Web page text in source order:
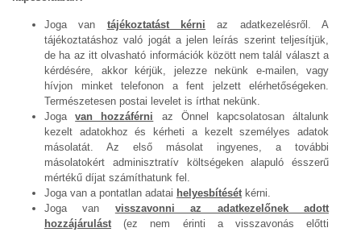
Joga van tájékoztatást kérni az adatkezelésről. A
tájékoztatáshoz való jogát a jelen leírás szerint teljesítjük,
de ha az itt olvasható információk között nem talál választ a
kérdésére, akkor kérjük, jelezze nekünk e-mailen, vagy
hívjon minket telefonon a fent jelzett elérhetőségeken.
Természetesen postai levelet is írthat nekünk.
Jogavan hozzáférni az Önnel kapcsolatosan általunk
kezelt adatokhoz és kérheti a kezelt személyes adatok
másolatát. Az első másolat ingyenes, a további
másolatokért adminisztratív költségeken alapuló ésszerű
mértékű díjat számíthatunk fel.
Joga van a pontatlan adatai helyesbítését kérni.
Joga van visszavonni az adatkezelőnek adott
hozzájárulást (ez nem érinti a visszavonás előtti